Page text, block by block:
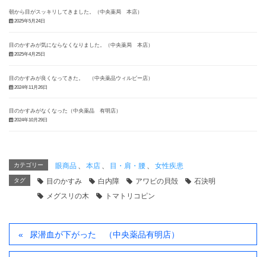
朝から目がスッキリしてきました。（中央薬局 本店）
2025年5月24日
目のかすみが気にならなくなりました。（中央薬局 本店）
2025年4月25日
目のかすみが良くなってきた。 （中央薬品ウィルビー店）
2024年11月26日
目のかすみがなくなった（中央薬品 有明店）
2024年10月29日
カテゴリー 眼商品 、 本店 、 目・肩・腰 、 女性疾患
タグ 目のかすみ 白内障 アワビの貝殻
石決明
メグスリの木
トマトリコピン
尿潜血が下がった （中央薬品有明店）